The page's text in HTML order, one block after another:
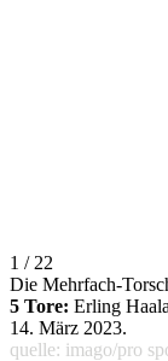
1 / 22
Die Mehrfach-
5 Tore: Erling
14. März 2023.
quelle: imago/pro